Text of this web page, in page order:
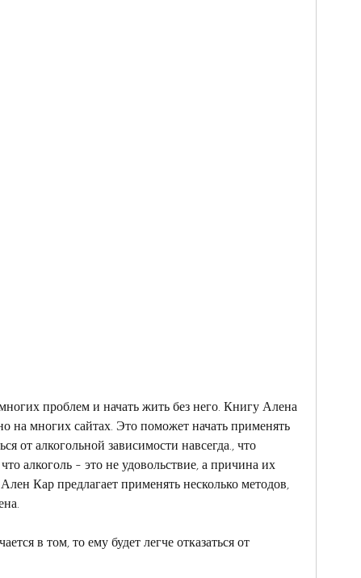
на многих сайтах. Это поможет начать применять
от алкогольной зависимости навсегда., что
алкоголь - это не удовольствие, а причина их
Кар предлагает применять несколько методов,
в том, то ему будет легче отказаться от